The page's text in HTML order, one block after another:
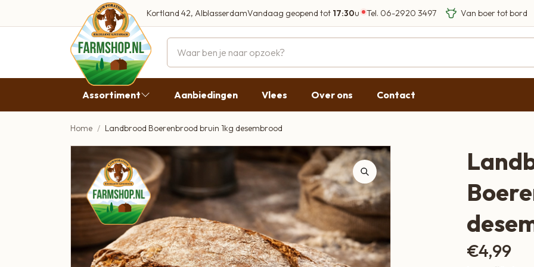
Kortland 42, AlblasserdamVandaag geopend tot 17:30u
Woensdag 09:00 - 17:30
Vrijdag 09:00 - 18:00
Zaterdag 09:00 - 17:30
Zondag Gesloten
Tel. 06-2920 3497
Eigen Limousin
Eerlijke
Assortiment
Vlees
Broodbeleg & Worst
Boeren Zuivel
Boeren Roomijs
Desembrood
Aanbiedingen Vlees Over ons Contact
Home Landbrood Boerenbrood bruin 1kg desembrood
€4,99